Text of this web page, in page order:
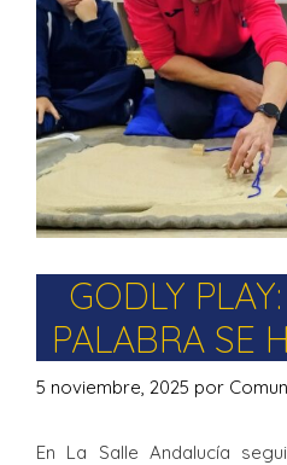
GODLY
PALABRA SE
5 noviembre, 2025 por
En La Salle Andalucía